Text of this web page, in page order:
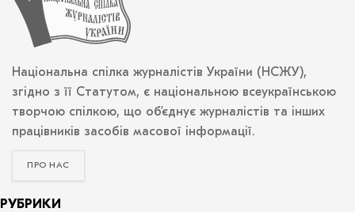
Національна спілка журналістів України (НСЖУ),
згідно з її Статутом, є національною всеукраїнською
творчою спілкою, що об’єднує журналістів та інших
працівників засобів масової інформації.
ПРО НАС
РУБРИКИ